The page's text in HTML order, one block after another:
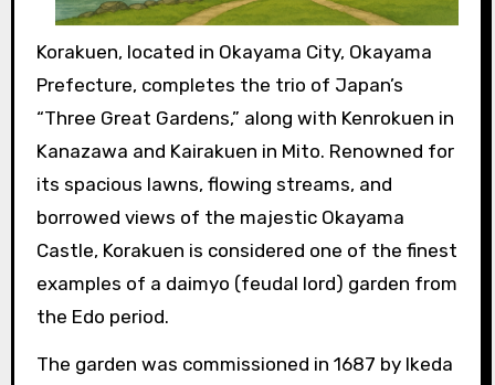
Korakuen, located in Okayama City, Okayama
Prefecture, completes the trio of Japan’s
“Three Great Gardens,” along with Kenrokuen in
Kanazawa and Kairakuen in Mito. Renowned for
its spacious lawns, flowing streams, and
borrowed views of the majestic Okayama
Castle, Korakuen is considered one of the finest
examples of a daimyo (feudal lord) garden from
the Edo period.
The garden was commissioned in 1687 by Ikeda